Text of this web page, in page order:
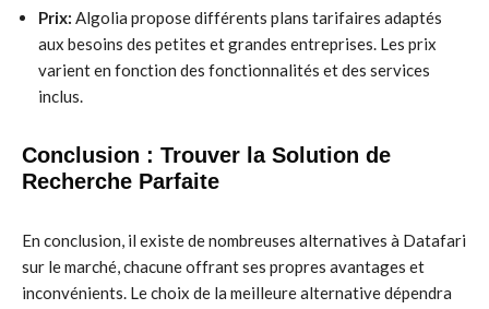
Prix: Algolia propose différents plans tarifaires adaptés
aux besoins des petites et grandes entreprises. Les prix
varient en fonction des fonctionnalités et des services
inclus.
Conclusion : Trouver la Solution de
Recherche Parfaite
En conclusion, il existe de nombreuses alternatives à Datafari
sur le marché, chacune offrant ses propres avantages et
inconvénients. Le choix de la meilleure alternative dépendra